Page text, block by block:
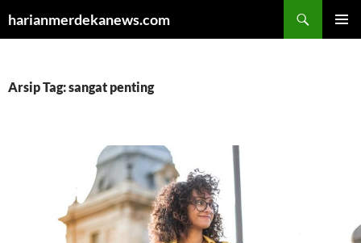
harianmerdekanews.com
Arsip Tag: sangat penting